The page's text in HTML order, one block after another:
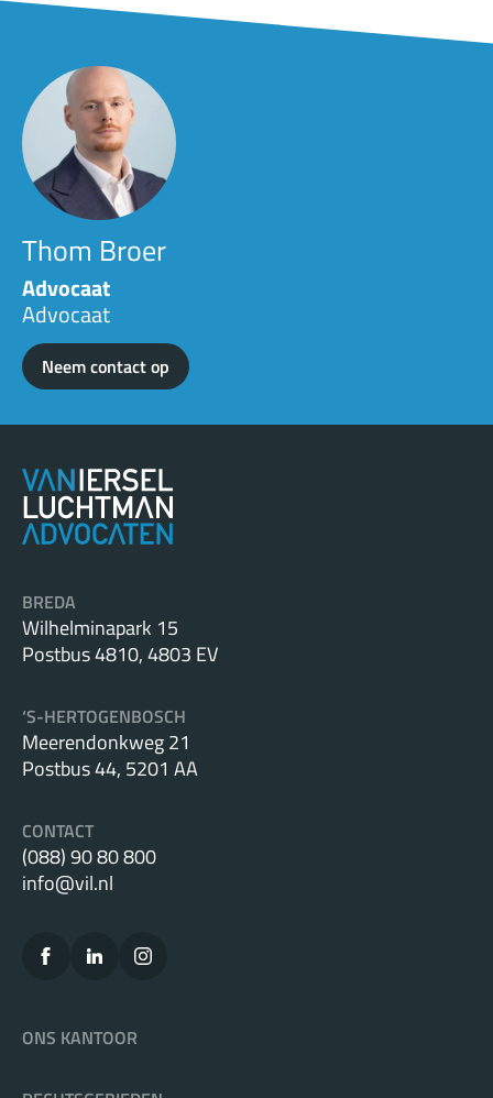
Thom Broer
Advocaat
Advocaat
Neem contact op
BREDA
Wilhelminapark 15
Postbus 4810, 4803 EV
‘S-HERTOGENBOSCH
Meerendonkweg 21
Postbus 44, 5201 AA
CONTACT
(088) 90 80 800
info@vil.nl
ONS KANTOOR